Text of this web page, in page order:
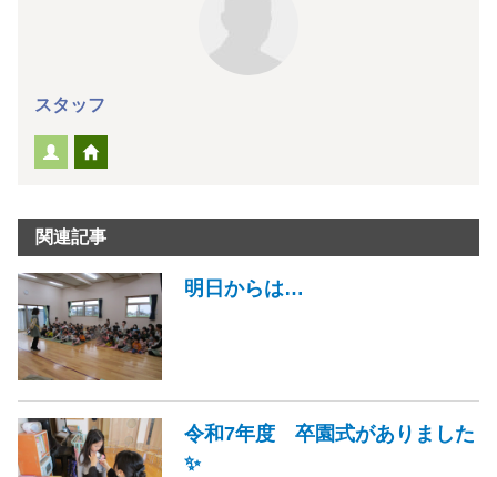
スタッフ
関連記事
明日からは…
令和7年度 卒園式がありました
✨